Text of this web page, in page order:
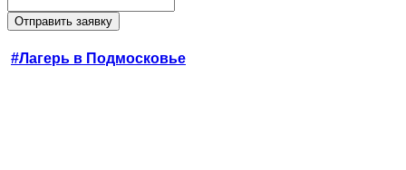
#Лагерь в Подмосковье